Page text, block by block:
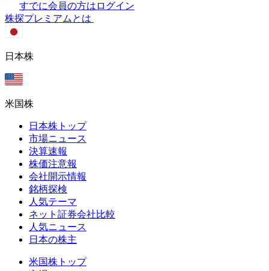
すでに会員の方はログイン
株探プレミアムとは
日本株
米国株
日本株トップ
市場ニュース
決算速報
株価注意報
会社開示情報
銘柄探検
人気テーマ
ネット証券会社比較
人気ニュース
日本の株主
米国株トップ